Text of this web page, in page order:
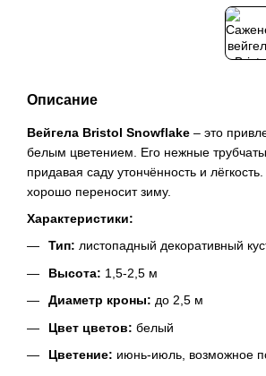
Описание
Вейгела Bristol Snowflake – это
белым цветением. Его нежные
придавая саду утончённость и
хорошо переносит зиму.
Характеристики:
Тип: листопадный декоративный
Высота: 1,5-2,5 м
Диаметр кроны: до 2,5 м
Цвет цветов: белый
Цветение: июнь-июль, возможное